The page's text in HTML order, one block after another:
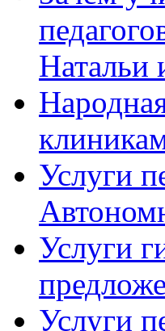
Услуги
Услуги
Услуги